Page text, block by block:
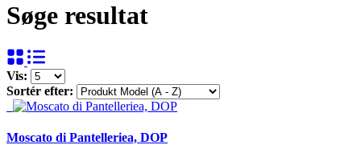
Søge resultat
Vis:
Sortér efter:
Moscato di Pantelleriea, DOP